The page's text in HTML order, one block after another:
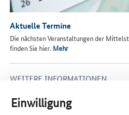
Einwilligung
Aktuelle Termine
Die nächsten Veranstaltungen der
finden Sie hier. Mehr
WEITERE INFORMATIONEN
Wie digital ist das Handwerk?